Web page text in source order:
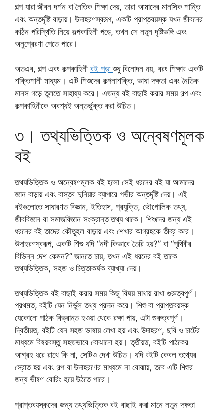
গল্প যারা জীবন দর্শন বা নৈতিক শিক্ষা দেয়, তারা আমাদের মানসিক শান্তি
এবং অন্তর্দৃষ্টি বাড়ায়। উদাহরণস্বরূপ, একটি প্রাপ্তবয়স্ক যখন জীবনের
কঠিন পরিস্থিতি নিয়ে কল্পকাহিনী পড়ে, তখন সে নতুন দৃষ্টিভঙ্গি এবং
অনুপ্রেরণা পেতে পারে।
অতএব, গল্প এবং কল্পকাহিনী বই পড়া শুধু বিনোদন নয়, বরং শিক্ষার একটি
শক্তিশালী মাধ্যম। এটি শিশুদের কল্পনাশক্তি, ভাষা দক্ষতা এবং নৈতিক
মানস গড়ে তুলতে সাহায্য করে। এজন্য বই বাছাই করার সময় গল্প এবং
কল্পকাহিনীকে অবশ্যই অন্তর্ভুক্ত করা উচিত।
৩। তথ্যভিত্তিক ও অন্বেষণমূলক
বই
তথ্যভিত্তিক ও অন্বেষণমূলক বই হলো সেই ধরনের বই যা আমাদের
জ্ঞান বাড়ায় এবং বাস্তব দুনিয়ার ব্যাপারে গভীর অন্তর্দৃষ্টি দেয়। এই
বইগুলোতে সাধারণত বিজ্ঞান, ইতিহাস, প্রযুক্তি, ভৌগোলিক তথ্য,
জীববিজ্ঞান বা সমাজবিজ্ঞান সংক্রান্ত তথ্য থাকে। শিশুদের জন্য এই
ধরনের বই তাদের কৌতূহল বাড়ায় এবং শেখার আগ্রহকে তীব্র করে।
উদাহরণস্বরূপ, একটি শিশু যদি “নদী কিভাবে তৈরি হয়?” বা “পৃথিবীর
বিভিন্ন দেশ কেমন?” জানতে চায়, তখন এই ধরনের বই তাকে
তথ্যভিত্তিক, সহজ ও চিত্তাকর্ষক ব্যাখ্যা দেয়।
তথ্যভিত্তিক বই বাছাই করার সময় কিছু বিষয় মাথায় রাখা গুরুত্বপূর্ণ।
প্রথমত, বইটি যেন নির্ভুল তথ্য প্রদান করে। শিশু বা প্রাপ্তবয়স্ক
যেকোনো পাঠক বিভ্রান্ত হওয়া থেকে রক্ষা পায়, এটা গুরুত্বপূর্ণ।
দ্বিতীয়ত, বইটি যেন সহজ ভাষায় লেখা হয় এবং উদাহরণ, ছবি ও চার্টের
মাধ্যমে বিষয়বস্তু সহজভাবে বোঝানো হয়। তৃতীয়ত, বইটি পাঠকের
আগ্রহ ধরে রাখে কি না, সেটিও দেখা উচিত। যদি বইটি কেবল তথ্যের
স্রোত হয় এবং গল্প বা উদাহরণের মাধ্যমে না বোঝায়, তবে এটি শিশুর
জন্য ভীষণ বোরিং হয়ে উঠতে পারে।
প্রাপ্তবয়স্কদের জন্য তথ্যভিত্তিক বই বাছাই করা মানে নতুন দক্ষতা